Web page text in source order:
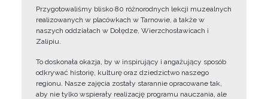
Przygotowaliśmy blisko 80 różnorodnych lekcji muzealnych
realizowanych w placówkach w Tarnowie, a także w
naszych oddziałach w Dołędze, Wierzchosławicach i
Zalipiu.
To doskonała okazja, by w inspirujący i angażujący sposób
odkrywać historię, kulturę oraz dziedzictwo naszego
regionu. Nasze zajęcia zostały starannie opracowane tak,
aby nie tylko wspierały realizację programu nauczania, ale